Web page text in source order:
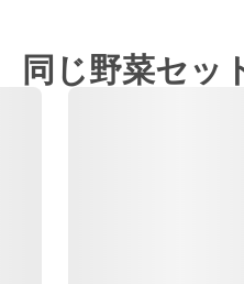
同じ野菜セッ